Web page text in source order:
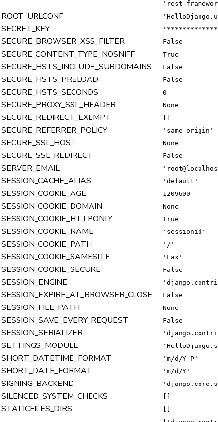
ROOT_URLCONF
SECRET_KEY
SECURE_BROWSER_XSS_FILTER False
SECURE_CONTENT_TYPE_NOSNIFF True
SECURE_HSTS_INCLUDE_SUBDOMAINS False
SECURE_HSTS_PRELOAD False
SECURE_HSTS_SECONDS 0
SECURE_PROXY_SSL_HEADER None
SECURE_REDIRECT_EXEMPT
SECURE_REFERRER_POLICY 'same-origin'
SECURE_SSL_HOST None
SECURE_SSL_REDIRECT False
SERVER_EMAIL
SESSION_CACHE_ALIAS 'default'
SESSION_COOKIE_AGE 1209600
SESSION_COOKIE_DOMAIN None
SESSION_COOKIE_HTTPONLY True
SESSION_COOKIE_NAME 'sessionid'
SESSION_COOKIE_PATH '/'
SESSION_COOKIE_SAMESITE 'Lax'
SESSION_COOKIE_SECURE False
SESSION_ENGINE
SESSION_EXPIRE_AT_BROWSER_CLOSE False
SESSION_FILE_PATH None
SESSION_SAVE_EVERY_REQUEST False
SESSION_SERIALIZER
SETTINGS_MODULE
SHORT_DATETIME_FORMAT 'm/d/Y P'
SHORT_DATE_FORMAT 'm/d/Y'
SIGNING_BACKEND
SILENCED_SYSTEM_CHECKS
STATICFILES_DIRS